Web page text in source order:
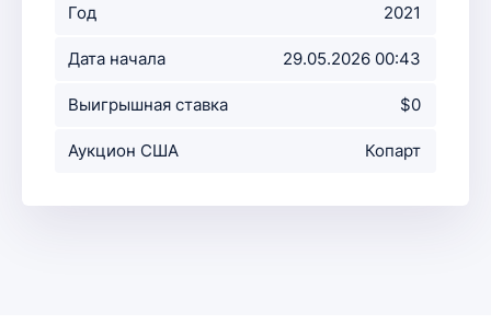
Год 2021
Дата начала
аукциона
29.05.2026 00:43
Выигрышная ставка $0
Аукцион США Копарт